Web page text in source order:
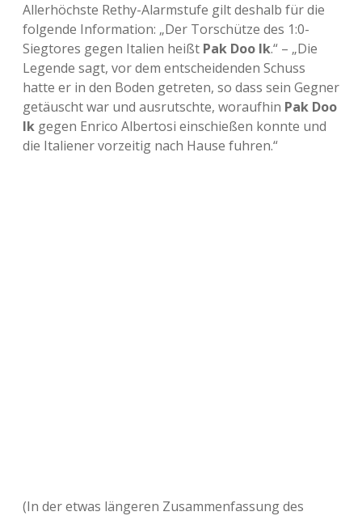
Allerhöchste Rethy-Alarmstufe gilt deshalb für die
folgende Information: „Der Torschütze des 1:0-
Siegtores gegen Italien heißt Pak Doo Ik.“ – „Die
Legende sagt, vor dem entscheidenden Schuss
hatte er in den Boden getreten, so dass sein Gegner
getäuscht war und ausrutschte, woraufhin Pak Doo
Ik gegen Enrico Albertosi einschießen konnte und
die Italiener vorzeitig nach Hause fuhren.“
(In der etwas längeren Zusammenfassung des